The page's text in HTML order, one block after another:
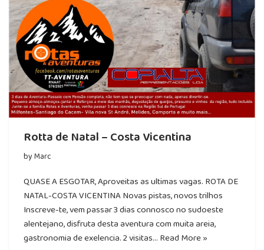
Rotta de Natal – Costa Vicentina
byMarc
QUASE A ESGOTAR, Aproveitas as ultimas vagas. ROTA DE
NATAL-COSTA VICENTINA Novas pistas, novos trilhos
Inscreve-te, vem passar 3 dias connosco no sudoeste
alentejano, disfruta desta aventura com muita areia,
gastronomia de exelencia. 2 visitas… Read More »